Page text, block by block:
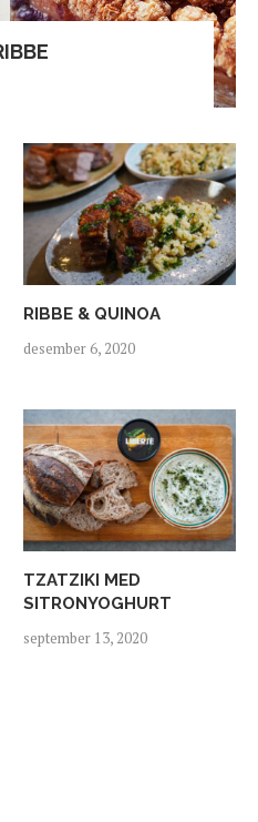
RIBBE & QUINOA
desember 6, 2020
TZATZIKI MED
SITRONYOGHURT
september 13, 2020